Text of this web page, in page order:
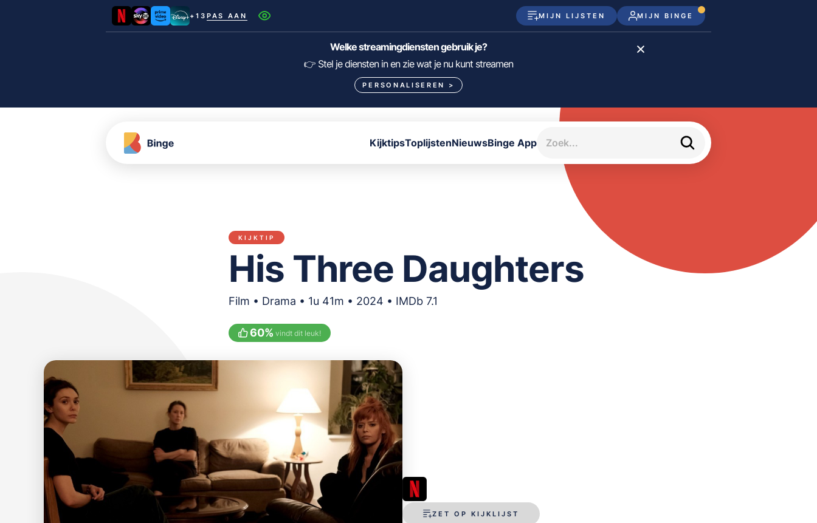
+13 PAS AAN MIJN LIJSTEN MIJN BINGE
Netflix SkyShowtime Prime Video Disney+
HBO Max NPO Start
Pathé Thuis
meJane
Welke streamingdiensten gebruik je?
👉 Stel je diensten in en zie wat je nu kunt streamen
PERSONALISEREN >
KijktipsToplijstenNieuwsBinge App
KIJKTIP
His Three Daughters
Film • Drama • 1u 41m • 2024 • IMDb 7.1
60% vindt dit leuk!
ZET OP KIJKLIJST